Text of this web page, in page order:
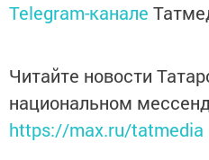
Telegram-канале
Читайте новости
национальном
https://max.ru/tatmedia